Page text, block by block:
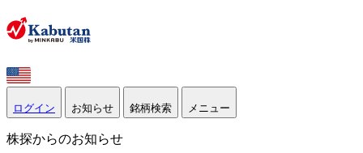
ログイン お知らせ 銘柄検索 メニュー
株探からのお知らせ